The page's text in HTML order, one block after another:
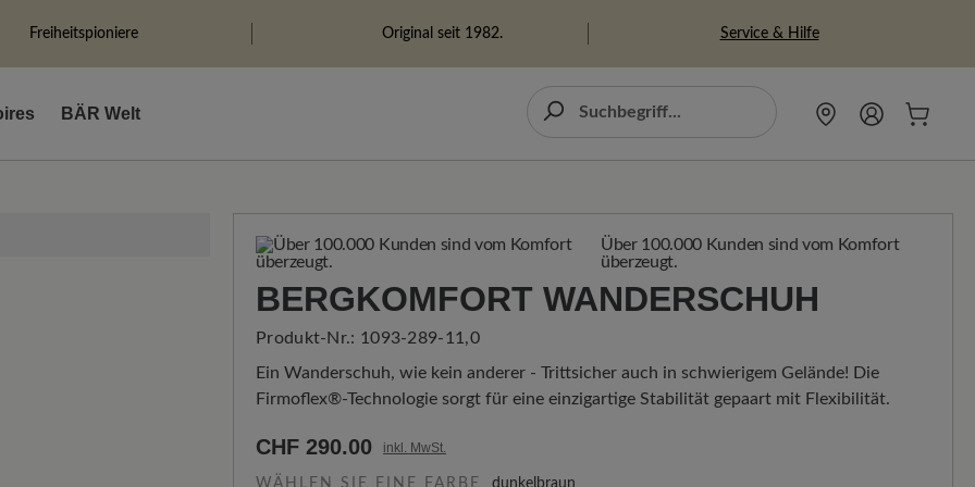
Freiheitspioniere Original seit 1982. Service & Hilfe
BÄR Welt
Über 100.000 Kunden sind vom Komfort
überzeugt.
BERGKOMFORT WANDERSCHUH
Produkt-Nr.: 1093-289-11,0
Ein Wanderschuh, wie kein anderer - Trittsicher auch in schwierigem Gelände! Die
Firmoflex®-Technologie sorgt für eine einzigartige Stabilität gepaart mit Flexibilität.
CHF 290.00 inkl. MwSt.
WÄHLEN SIE EINE FARBE dunkelbraun